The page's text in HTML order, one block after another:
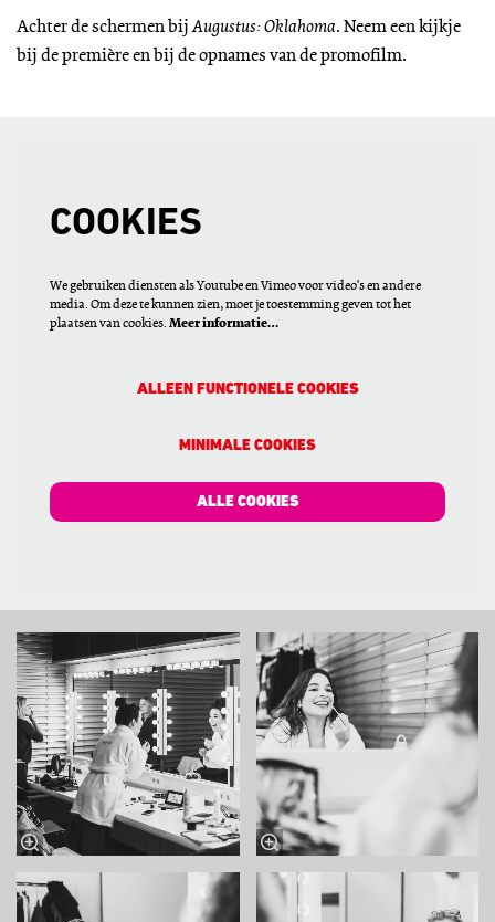
Achter de schermen bijAugustus: Oklahoma. Neem een kijkje
bij de première en bij de opnames van de promofilm.
COOKIES
We gebruiken diensten als Youtube en Vimeo voor video's en andere
media. Om deze te kunnen zien, moet je toestemming geven tot het
plaatsen van cookies. Meer informatie…
ALLEEN FUNCTIONELE COOKIES
MINIMALE COOKIES
ALLE COOKIES